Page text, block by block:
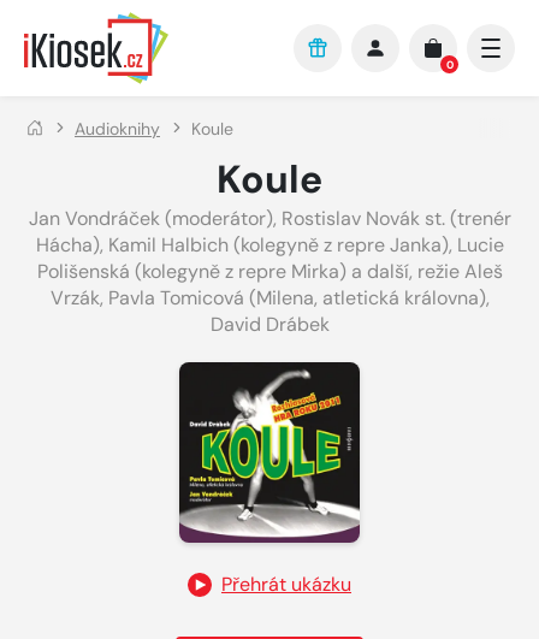
Přejít na hlavní obsah
0
Audioknihy Koule
Koule
Jan Vondráček (moderátor), Rostislav Novák st. (trenér
Hácha), Kamil Halbich (kolegyně z repre Janka), Lucie
Polišenská (kolegyně z repre Mirka) a další, režie Aleš
Vrzák, Pavla Tomicová (Milena, atletická královna),
David Drábek
Přehrát ukázku